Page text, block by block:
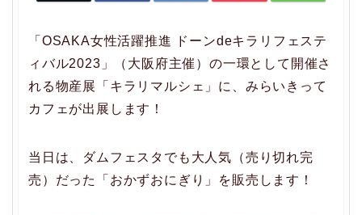
「OSAKA女性活躍推進 ドーンdeキラリフェステ
ィバル2023」（大阪府主催）の一環として開催さ
れる物産展「キラリマルシェ」に、みらいきって
カフェが出展します！
当日は、ダムフェスタでも大人気（売り切れ完
売）だった「おかずおにぎり」を販売します！